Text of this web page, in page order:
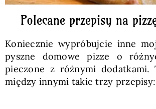
Polecane przepisy na
Koniecznie wypróbujcie inne
pyszne domowe pizze o
pieczone z różnymi dodatkami.
między innymi takie trzy przepisy: